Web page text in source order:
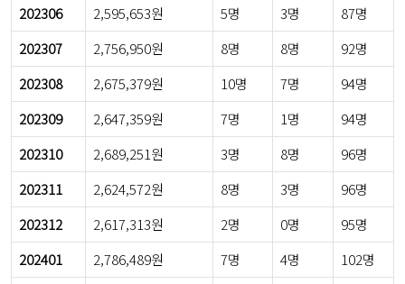
202306
2,595,653원 5명 3명
87명
202307
2,756,950원 8명 8명
92명
202308
2,675,379원 10명 7명
94명
202309
2,647,359원 7명 1명
94명
202310
2,689,251원 3명 8명
96명
202311
2,624,572원 8명 3명
96명
202312
2,617,313원 2명 0명
95명
202401
2,786,489원 7명 4명
102명